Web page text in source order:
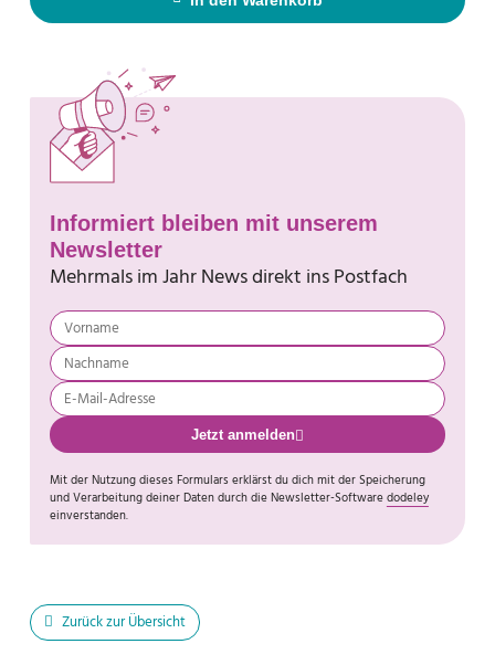
Informiert bleiben mit unserem
Newsletter
Mehrmals im Jahr News direkt ins Postfach
Jetzt anmelden
Mit der Nutzung dieses Formulars erklärst du dich mit der Speicherung
und Verarbeitung deiner Daten durch die Newsletter-Softwaredodeley
einverstanden.
Zurück zur Übersicht